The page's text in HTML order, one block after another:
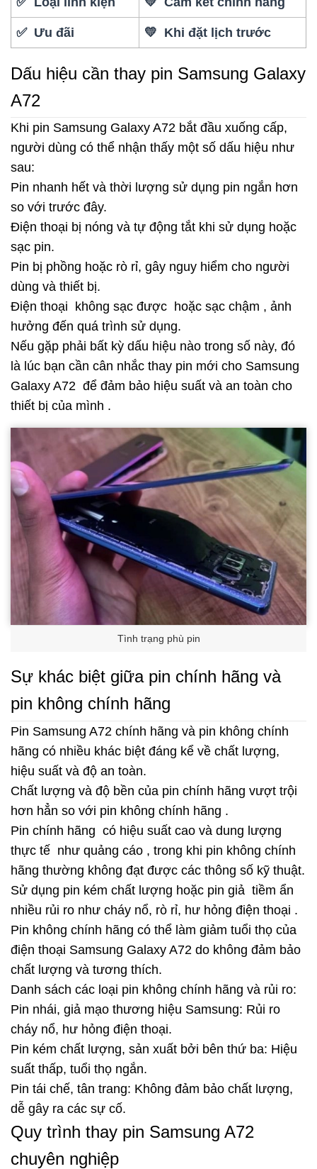
✅ Ưu đãi 💛 Khi đặt lịch trước
Dấu hiệu cần thay pin Samsung Galaxy
A72
Khi pin Samsung Galaxy A72 bắt đầu xuống cấp,
người dùng có thể nhận thấy một số dấu hiệu như
sau:
Pin nhanh hết và thời lượng sử dụng pin ngắn hơn
so với trước đây.
Điện thoại bị nóng và tự động tắt khi sử dụng hoặc
sạc pin.
Pin bị phồng hoặc rò rỉ, gây nguy hiểm cho người
dùng và thiết bị.
Điện thoại không sạc được hoặc sạc chậm , ảnh
hưởng đến quá trình sử dụng.
Nếu gặp phải bất kỳ dấu hiệu nào trong số này, đó
là lúc bạn cần cân nhắc thay pin mới cho Samsung
Galaxy A72 để đảm bảo hiệu suất và an toàn cho
thiết bị của mình .
Tình trạng phù pin
Sự khác biệt giữa pin chính hãng và
pin không chính hãng
Pin Samsung A72 chính hãng và pin không chính
hãng có nhiều khác biệt đáng kể về chất lượng,
hiệu suất và độ an toàn.
Chất lượng và độ bền của pin chính hãng vượt trội
hơn hẳn so với pin không chính hãng .
Pin chính hãng có hiệu suất cao và dung lượng
thực tế như quảng cáo , trong khi pin không chính
hãng thường không đạt được các thông số kỹ thuật.
Sử dụng pin kém chất lượng hoặc pin giả tiềm ẩn
nhiều rủi ro như cháy nổ, rò rỉ, hư hỏng điện thoại .
Pin không chính hãng có thể làm giảm tuổi thọ của
điện thoại Samsung Galaxy A72 do không đảm bảo
chất lượng và tương thích.
Danh sách các loại pin không chính hãng và rủi ro:
Pin nhái, giả mạo thương hiệu Samsung: Rủi ro
cháy nổ, hư hỏng điện thoại.
Pin kém chất lượng, sản xuất bởi bên thứ ba: Hiệu
suất thấp, tuổi thọ ngắn.
Pin tái chế, tân trang: Không đảm bảo chất lượng,
dễ gây ra các sự cố.
Quy trình thay pin Samsung A72
chuyên nghiệp